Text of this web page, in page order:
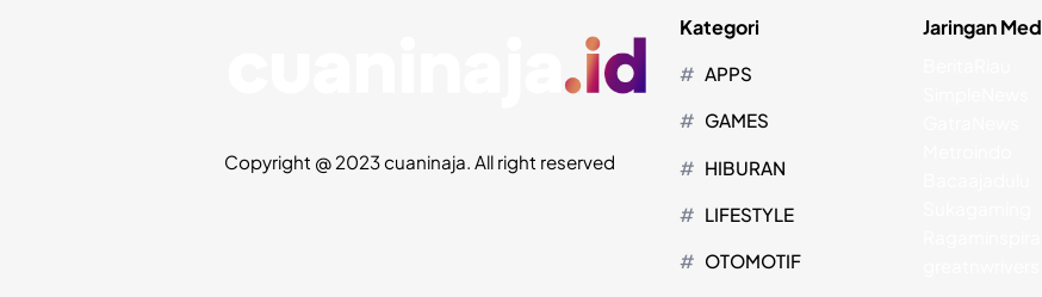
Copyright @ 2023 cuaninaja. All right reserved
Kategori
APPS
GAMES
HIBURAN
LIFESTYLE
OTOMOTIF
Jaringan